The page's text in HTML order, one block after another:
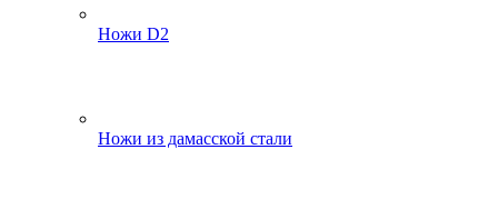
Ножи D2
Ножи из дамасской стали